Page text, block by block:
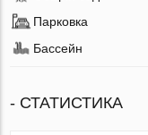
Парковка
Бассейн
- СТАТИСТИКА